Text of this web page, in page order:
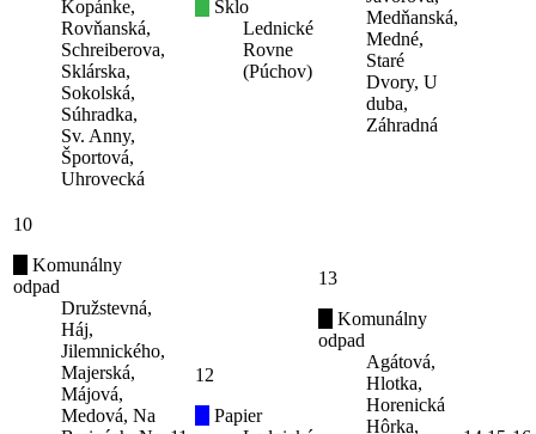
Kopánke,
Rovňanská,
Schreiberova,
Sklárska,
Sokolská,
Súhradka,
Sv. Anny,
Športová,
Uhrovecká
Sklo
Lednické
Rovne
(Púchov)
Medňanská,
Medné,
Staré
Dvory, U
duba,
Záhradná
10
Komunálny
odpad
Družstevná,
Háj,
Jilemnického,
Majerská,
Májová,
Medová, Na
12
Papier
13
Komunálny
odpad
Agátová,
Hlotka,
Horenická
Hôrka,